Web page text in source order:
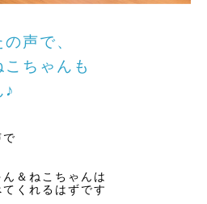
声で、
ちゃんも
＆ねこちゃんは
くれるはずです